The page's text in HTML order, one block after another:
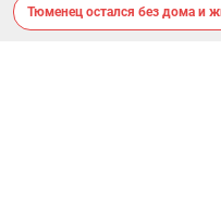
Тюменец остался без дома и